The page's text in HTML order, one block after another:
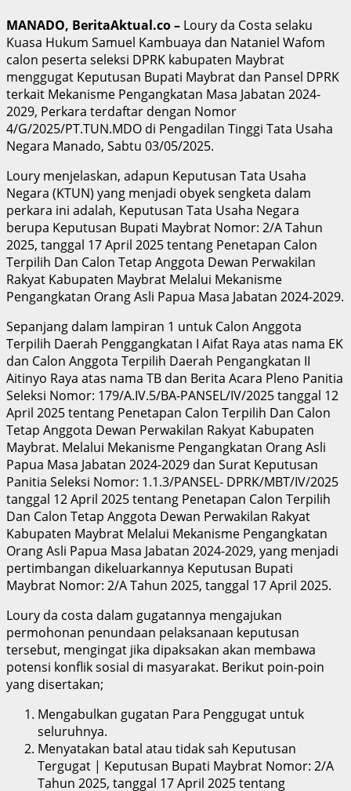
MANADO, BeritaAktual.co – Loury da Costa selaku
Kuasa Hukum Samuel Kambuaya dan Nataniel Wafom
calon peserta seleksi DPRK kabupaten Maybrat
menggugat Keputusan Bupati Maybrat dan Pansel DPRK
terkait Mekanisme Pengangkatan Masa Jabatan 2024-
2029, Perkara terdaftar dengan Nomor
4/G/2025/PT.TUN.MDO di Pengadilan Tinggi Tata Usaha
Negara Manado, Sabtu 03/05/2025.
Loury menjelaskan, adapun Keputusan Tata Usaha
Negara (KTUN) yang menjadi obyek sengketa dalam
perkara ini adalah, Keputusan Tata Usaha Negara
berupa Keputusan Bupati Maybrat Nomor: 2/A Tahun
2025, tanggal 17 April 2025 tentang Penetapan Calon
Terpilih Dan Calon Tetap Anggota Dewan Perwakilan
Rakyat Kabupaten Maybrat Melalui Mekanisme
Pengangkatan Orang Asli Papua Masa Jabatan 2024-2029.
Sepanjang dalam lampiran 1 untuk Calon Anggota
Terpilih Daerah Penggangkatan I Aifat Raya atas nama EK
dan Calon Anggota Terpilih Daerah Pengangkatan II
Aitinyo Raya atas nama TB dan Berita Acara Pleno Panitia
Seleksi Nomor: 179/A.IV.5/BA-PANSEL/IV/2025 tanggal 12
April 2025 tentang Penetapan Calon Terpilih Dan Calon
Tetap Anggota Dewan Perwakilan Rakyat Kabupaten
Maybrat. Melalui Mekanisme Pengangkatan Orang Asli
Papua Masa Jabatan 2024-2029 dan Surat Keputusan
Panitia Seleksi Nomor: 1.1.3/PANSEL- DPRK/MBT/IV/2025
tanggal 12 April 2025 tentang Penetapan Calon Terpilih
Dan Calon Tetap Anggota Dewan Perwakilan Rakyat
Kabupaten Maybrat Melalui Mekanisme Pengangkatan
Orang Asli Papua Masa Jabatan 2024-2029, yang menjadi
pertimbangan dikeluarkannya Keputusan Bupati
Maybrat Nomor: 2/A Tahun 2025, tanggal 17 April 2025.
Loury da costa dalam gugatannya mengajukan
permohonan penundaan pelaksanaan keputusan
tersebut, mengingat jika dipaksakan akan membawa
potensi konflik sosial di masyarakat. Berikut poin-poin
yang disertakan;
Mengabulkan gugatan Para Penggugat untuk
seluruhnya.
Menyatakan batal atau tidak sah Keputusan
Tergugat | Keputusan Bupati Maybrat Nomor: 2/A
Tahun 2025, tanggal 17 April 2025 tentang